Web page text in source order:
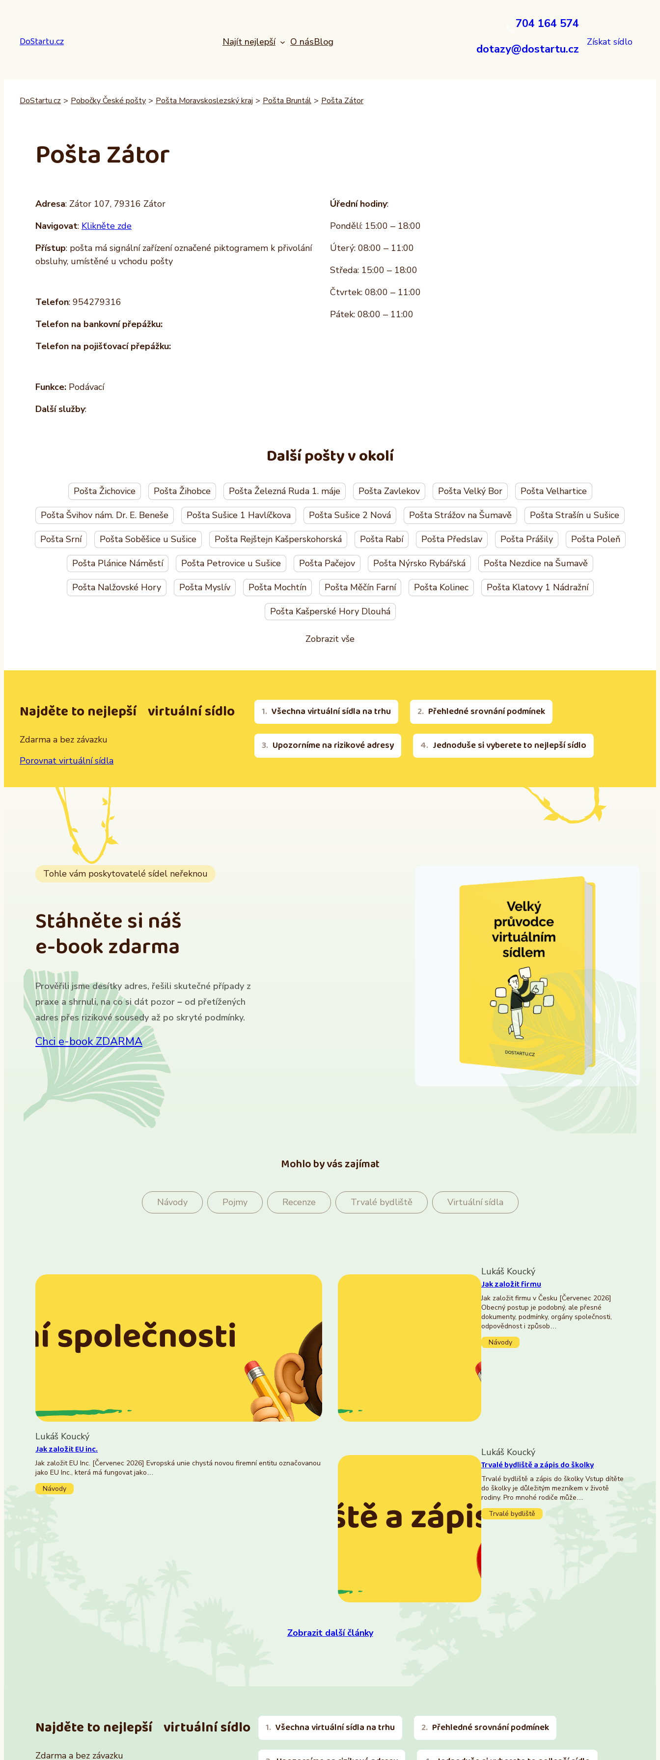
DoStartu.cz Najít nejlepší O násBlog
704 164 574
dotazy@dostartu.cz
Získat sídlo
DoStartu.cz > Pobočky České pošty > Pošta Moravskoslezský kraj > Pošta Bruntál > Pošta Zátor
Pošta Zátor
Adresa: Zátor 107, 79316 Zátor
Navigovat: Klikněte zde
Přístup: pošta má signální zařízení označené piktogramem k přivolání
obsluhy, umístěné u vchodu pošty
Telefon: 954279316
Telefon na bankovní přepážku:
Telefon na pojišťovací přepážku:
Úřední hodiny:
Pondělí: 15:00 – 18:00
Úterý: 08:00 – 11:00
Středa: 15:00 – 18:00
Čtvrtek: 08:00 – 11:00
Pátek: 08:00 – 11:00
Funkce: Podávací
Další služby:
Další pošty v okolí
Pošta Žichovice Pošta Žihobce Pošta Železná Ruda 1. máje Pošta Zavlekov Pošta Velký Bor Pošta Velhartice
Pošta Švihov nám. Dr. E. Beneše Pošta Sušice 1 Havlíčkova Pošta Sušice 2 Nová Pošta Strážov na Šumavě Pošta Strašín u Sušice
Pošta Srní Pošta Soběšice u Sušice Pošta Rejštejn Kašperskohorská Pošta Rabí Pošta Předslav Pošta Prášily Pošta Poleň
Pošta Plánice Náměstí Pošta Petrovice u Sušice Pošta Pačejov Pošta Nýrsko Rybářská Pošta Nezdice na Šumavě
Pošta Nalžovské Hory Pošta Myslív Pošta Mochtín Pošta Měčín Farní Pošta Kolinec Pošta Klatovy 1 Nádražní
Pošta Kašperské Hory Dlouhá
Zobrazit vše
Najděte to nejlepší virtuální sídlo
Zdarma a bez závazku
Porovnat virtuální sídla
Všechna virtuální sídla na trhu Přehledné srovnání podmínek
Upozorníme na rizikové adresy Jednoduše si vyberete to nejlepší sídlo
Tohle vám poskytovatelé sídel neřeknou
Stáhněte si náš
e-book zdarma
Prověřili jsme desítky adres, řešili skutečné případy z
praxe a shrnuli, na co si dát pozor – od přetížených
adres přes rizikové sousedy až po skryté podmínky.
Chci e-book ZDARMA
Mohlo by vás zajímat
Návody Pojmy Recenze Trvalé bydliště Virtuální sídla
Lukáš Koucký
Jak založit EU inc.
Jak založit EU Inc. [Červenec 2026] Evropská unie chystá novou firemní entitu označovanou
jako EU Inc., která má fungovat jako…
Návody
Lukáš Koucký
Jak založit firmu
Jak založit firmu v Česku [Červenec 2026]
Obecný postup je podobný, ale přesné
dokumenty, podmínky, orgány společnosti,
odpovědnost i způsob…
Návody
Lukáš Koucký
Trvalé bydliště a zápis do školky
Trvalé bydliště a zápis do školky Vstup dítěte
do školky je důležitým mezníkem v životě
rodiny. Pro mnohé rodiče může…
Trvalé bydliště
Zobrazit další články
Najděte to nejlepší virtuální sídlo
Zdarma a bez závazku
Všechna virtuální sídla na trhu Přehledné srovnání podmínek